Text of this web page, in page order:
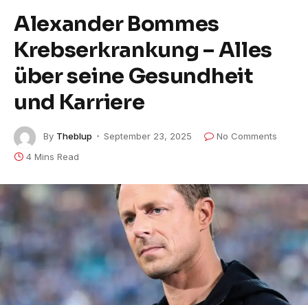
Alexander Bommes
Krebserkrankung – Alles
über seine Gesundheit
und Karriere
By Theblup September 23, 2025
No Comments
4 Mins Read